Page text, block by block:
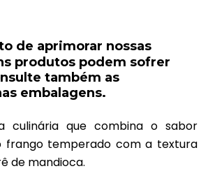
de aprimorar nossas
produtos podem sofrer
também as
embalagens.
culinária que combina o sabor
frango temperado com a textura
de mandioca.